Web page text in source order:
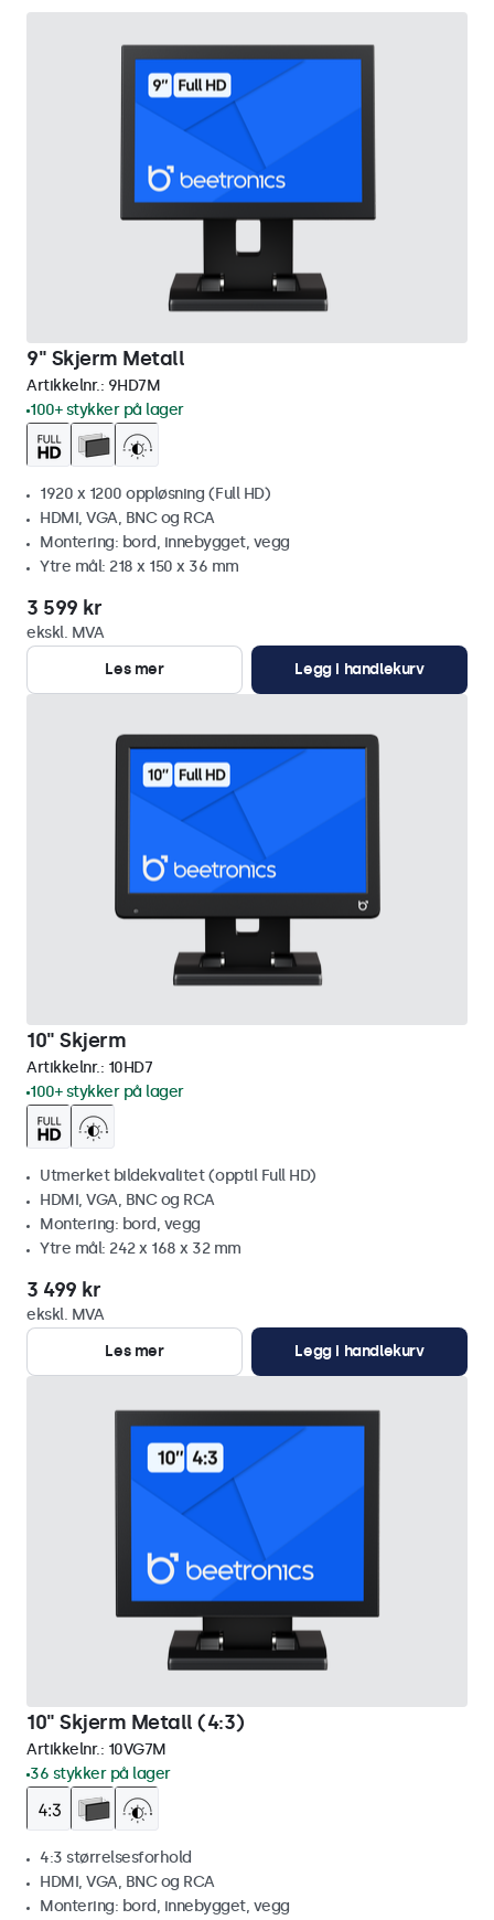
9" Skjerm Metall
Artikkelnr.: 9HD7M
100+ stykker på lager
1920 x 1200 oppløsning (Full HD)
HDMI, VGA, BNC og RCA
Montering: bord, innebygget, vegg
Ytre mål: 218 x 150 x 36 mm
3 599 kr
ekskl. MVA
Les mer
Legg i handlekurv
10" Skjerm
Artikkelnr.: 10HD7
100+ stykker på lager
Utmerket bildekvalitet (opptil Full HD)
HDMI, VGA, BNC og RCA
Montering: bord, vegg
Ytre mål: 242 x 168 x 32 mm
3 499 kr
ekskl. MVA
Les mer
Legg i handlekurv
10" Skjerm Metall (4:3)
Artikkelnr.: 10VG7M
36 stykker på lager
4:3 størrelsesforhold
HDMI, VGA, BNC og RCA
Montering: bord, innebygget, vegg